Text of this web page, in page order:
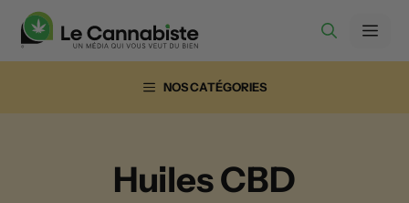
Aller
contenu
NOS CATÉGORIES
Huiles CBD